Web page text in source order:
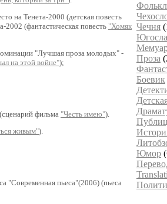
Чечня
Проза
Боевик
Юмор
на Тенета-2000 (детская повесть
2002 (фантастическая повесть "Хомяк
"Лучшая проза молодых" -
на этой войне");
фильма "Честь имею").
живым").
"Современная пьеса"(2006) (пьеса